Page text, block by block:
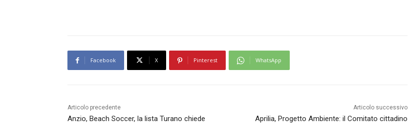
Facebook X Pinterest WhatsApp
Articolo precedente
Anzio, Beach Soccer, la lista Turano chiede
Articolo successivo
Aprilia, Progetto Ambiente: il Comitato cittadino